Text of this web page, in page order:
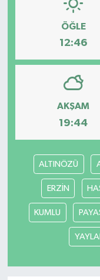
ÖĞLE
12:46
AKŞAM
19:44
ALTINÖZÜ
ERZİN
KUMLU